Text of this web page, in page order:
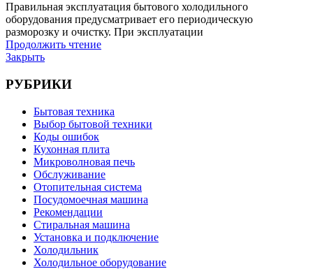
Правильная эксплуатация бытового холодильного
оборудования предусматривает его периодическую
разморозку и очистку. При эксплуатации
Продолжить чтение
Закрыть
РУБРИКИ
Бытовая техника
Выбор бытовой техники
Коды ошибок
Кухонная плита
Микроволновая печь
Обслуживание
Отопительная система
Посудомоечная машина
Рекомендации
Стиральная машина
Установка и подключение
Холодильник
Холодильное оборудование